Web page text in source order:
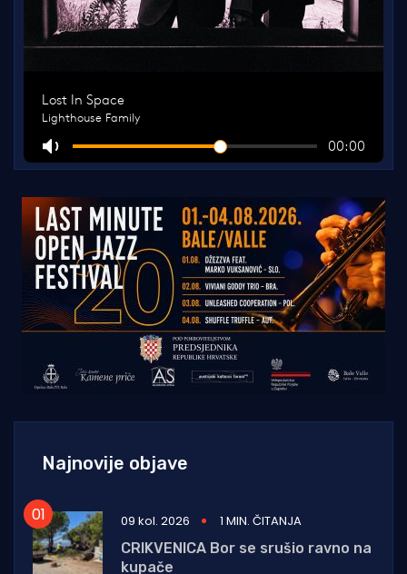
Najnovije objave
09 kol. 2026
1 MIN. ČITANJA
CRIKVENICA Bor se srušio ravno na
kupače